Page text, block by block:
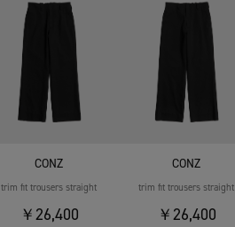
CONZ
trim fit trousers straight
￥26,400
CONZ
trim fit trousers straight
￥26,400